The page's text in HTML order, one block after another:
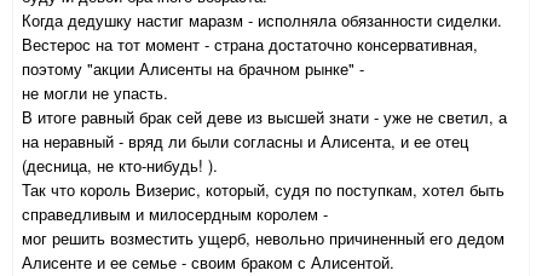
Когда дедушку настиг маразм - исполняла обязанности сиделки.
Вестерос на тот момент - страна достаточно консервативная,
поэтому "акции Алисенты на брачном рынке" -
не могли не упасть.
В итоге равный брак сей деве из высшей знати - уже не светил, а
на неравный - вряд ли были согласны и Алисента, и ее отец
(десница, не кто-нибудь! ).
Так что король Визерис, который, судя по поступкам, хотел быть
справедливым и милосердным королем -
мог решить возместить ущерб, невольно причиненный его дедом
Алисенте и ее семье - своим браком с Алисентой.